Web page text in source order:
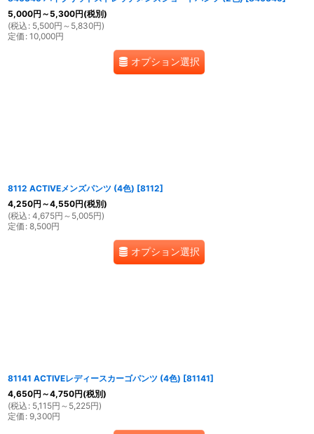
5,000円 ～5,300円(税別)
(税込 : 5,500円 ～5,830円)
定価 : 10,000円
オプション選択
8112 ACTIVEメンズパンツ (4色) [8112]
4,250円 ～4,550円(税別)
(税込 : 4,675円 ～5,005円)
定価 : 8,500円
オプション選択
81141 ACTIVEレディースカーゴパンツ (4色) [81141]
4,650円 ～4,750円(税別)
(税込 : 5,115円 ～5,225円)
定価 : 9,300円